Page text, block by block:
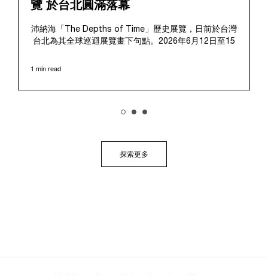
覽 於台北圓滿落幕
沛納海「The Depths of Time」歷史展覽，日前於台灣
台北為其全球巡迴展覽畫下句點。2026年6月12日至15
區對公眾開放。這座擁有百年歷史的標誌性場地提供了
歷史敘事完美融合、相得益彰。
樹一幟的品牌底蘊，從1910年代初期作為義大利海軍指
術的神秘面紗，推出首個民用的Luminor系列，並完整呈
1 min read
探索更多